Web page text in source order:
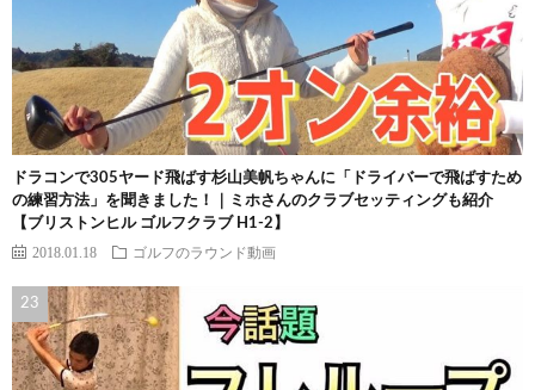
ドラコンで305ヤード飛ばす杉山美帆ちゃんに「ドライバーで飛ばすため
の練習方法」を聞きました！｜ミホさんのクラブセッティングも紹介
【ブリストンヒル ゴルフクラブ H1-2】
2018.01.18 ゴルフのラウンド動画